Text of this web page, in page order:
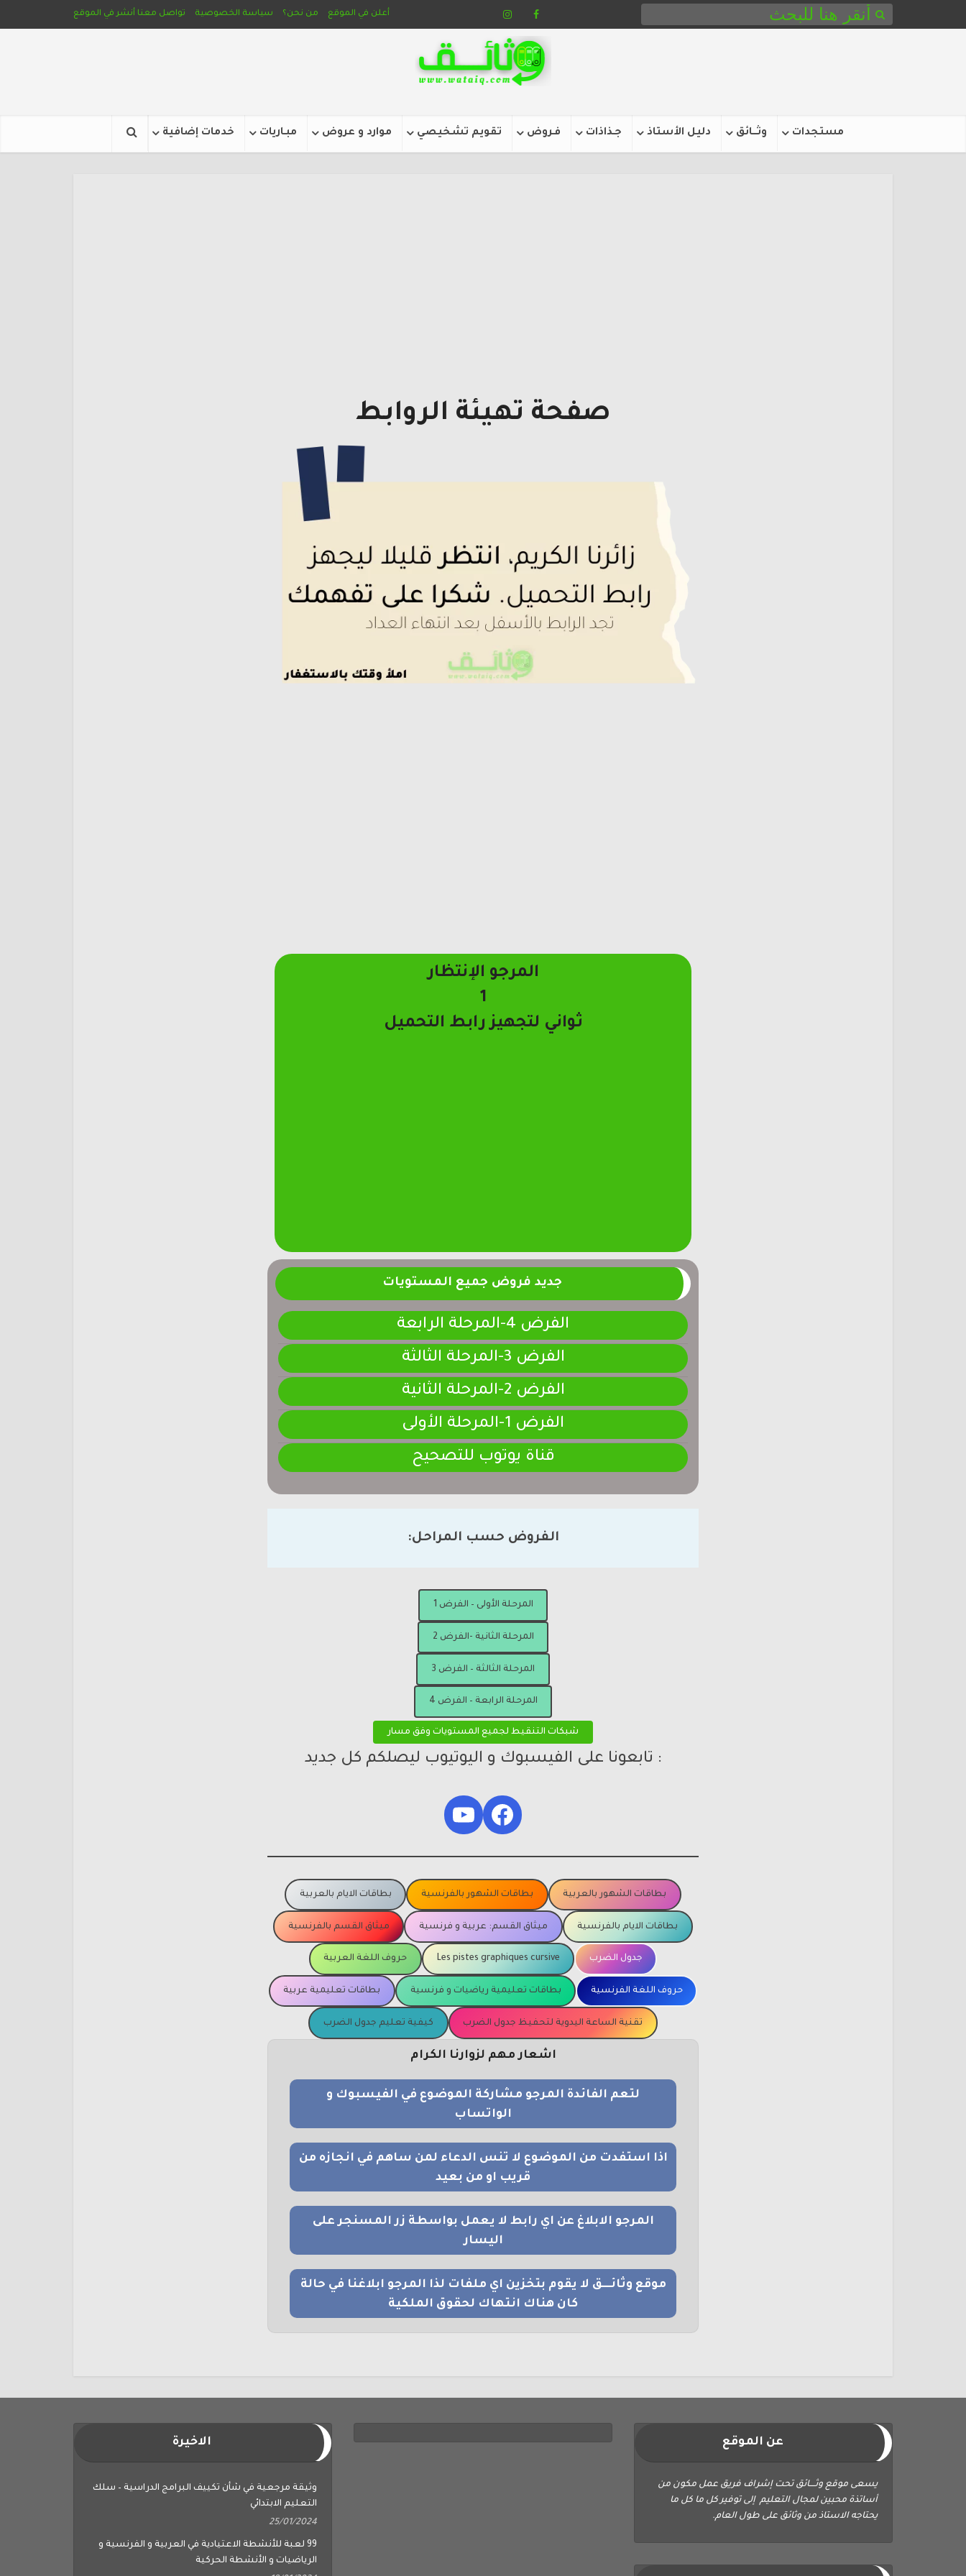
أعلن في الموقع من نحن؟ سياسة الخصوصية تواصل معنا أنشر في الموقع
مستجدات وثـــائق دليل الأستاذ جـذاذات فـروض تقويم تشخيصي موارد و عروض مبـاريات خدمات إضافية
صفحة تهيئة الروابط
تحميل الملف
جديد فروض جميع المستويات
الفرض 4-المرحلة الرابعة
الفرض 3-المرحلة الثالثة
الفرض 2-المرحلة الثانية
الفرض 1-المرحلة الأولى
قناة يوتوب للتصحيح
: تابعونا على الفيسبوك و اليوتيوب ليصلكم كل جديد
Facebook
YouTube
بطاقات الايام بالفرنسية ميثاق القسم: عربية و فرنسية ميثاق القسم بالفرنسية
Les pistes graphiques cursive حروف اللغة العربية
حروف اللغة الفرنسية بطاقات تعليمية رياضيات و فرنسية بطاقات تعليمية عربية
تقنية الساعة اليدوية لتحفيظ جدول الضرب كيفية تعليم جدول الضرب
اشعار مهم لزوارنا الكرام
الواتساب
قريب او من بعيد
اليسار
كان هناك انتهاك لحقوق الملكية
الاخيرة
التعليم الابتدائي
25/01/2024
99 لعبة للأنشطة الاعتيادية في العربية و الفرنسية و
الرياضيات و الأنشطة الحركية
18/01/2024
عن الموقع
يسعى موقع وثــــائق تحت إشراف فريق عمل مكون من
أساتذة محبين لمجال التعليم إلى توفير كل ما كل ما
يحتاجه الاستاذ من وثائق على طول العام.
ابحث في الموقع